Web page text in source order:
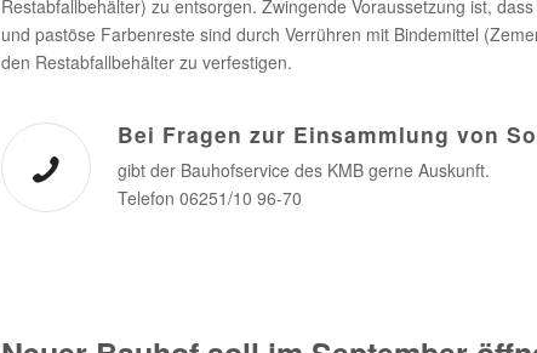
Restabfallbehälter) zu entsorgen. Zwingende Voraussetzung ist,
und pastöse Farbenreste sind durch Verrühren mit Bindemittel
den Restabfallbehälter zu verfestigen.
Bei Fragen zur Einsammlung von
gibt der Bauhofservice des KMB gerne Auskunft.
Telefon 06251/10 96-70